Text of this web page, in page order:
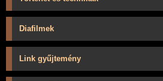
Diafilmek
Link gyűjtemény